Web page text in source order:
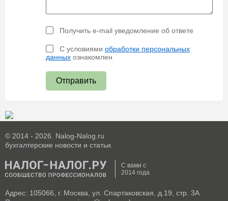
Получить e-mail уведомление об ответе
С условиями обработки персональных
данных ознакомлен
Отправить
© 2014 - 2026. Nalog-Nalog.ru
бухгалтерские новости и статьи.
С вами с
2014 года
Адрес: 105066, г. Москва, ул. Спартаковская, д.19, стр. 3А